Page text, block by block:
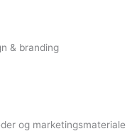
& branding
og marketingsmateriale